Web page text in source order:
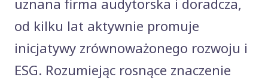
od kilku lat aktywnie promuje
inicjatywy zrównoważonego rozwoju i
ESG. Rozumiejąc rosnące znaczenie